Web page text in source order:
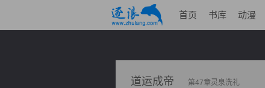
首页 书库 动漫
道运成帝 第47章灵泉洗礼